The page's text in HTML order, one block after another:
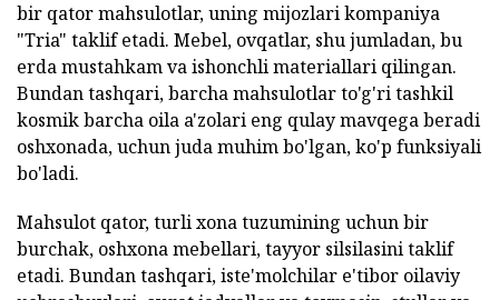
bir qator mahsulotlar, uning mijozlari kompaniya
"Tria" taklif etadi. Mebel, ovqatlar, shu jumladan, bu
erda mustahkam va ishonchli materiallari qilingan.
Bundan tashqari, barcha mahsulotlar to'g'ri tashkil
kosmik barcha oila a'zolari eng qulay mavqega beradi
oshxonada, uchun juda muhim bo'lgan, ko'p funksiyali
bo'ladi.
Mahsulot qator, turli xona tuzumining uchun bir
burchak, oshxona mebellari, tayyor silsilasini taklif
etadi. Bundan tashqari, iste'molchilar e'tibor oilaviy